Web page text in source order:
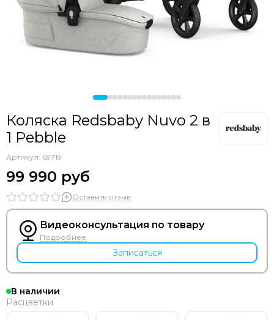
Коляска Redsbaby Nuvo 2 в
1 Pebble
Артикул: 69719
99 990 руб
Оставить отзыв
Видеоконсультация по товару
Подробнее
Записаться
В наличии
Расцветки